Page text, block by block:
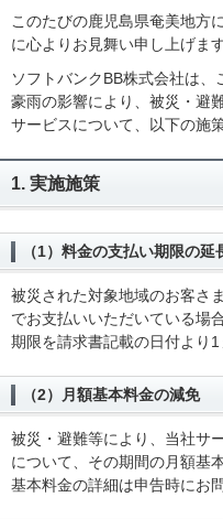
このたびの鹿児島県奄美地方
に心よりお見舞い申し上げます
ソフトバンクBB株式会社は
豪雨の影響により、被災・避
サービスについて、以下の施
1. 実施施策
（1）料金の支払い期限の延
被災された対象地域のお客さ
でお支払いいただいている場
期限を請求書記載の日付より1
（2）月額基本料金の減免
被災・避難等により、当社サ
について、その期間の月額基
基本料金の詳細は申告時にお